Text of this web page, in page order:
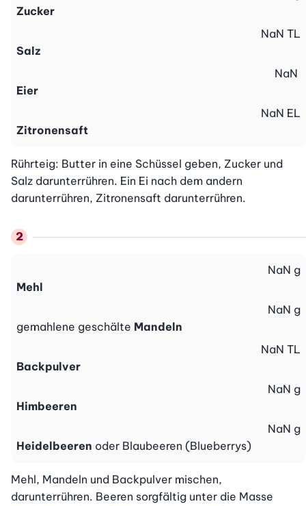
Zucker
Salz
NaN TL
Eier
NaN
Zitronensaft
NaN EL
Rührteig: Butter in eine Schüssel geben, Zucker und
Salz darunterrühren. Ein Ei nach dem andern
darunterrühren, Zitronensaft darunterrühren.
Mehl
NaN g
gemahlene geschälte Mandeln
NaN g
Backpulver
NaN TL
Himbeeren
NaN g
Heidelbeeren oder Blaubeeren (Blueberrys)
NaN g
Mehl, Mandeln und Backpulver mischen,
darunterrühren. Beeren sorgfältig unter die Masse